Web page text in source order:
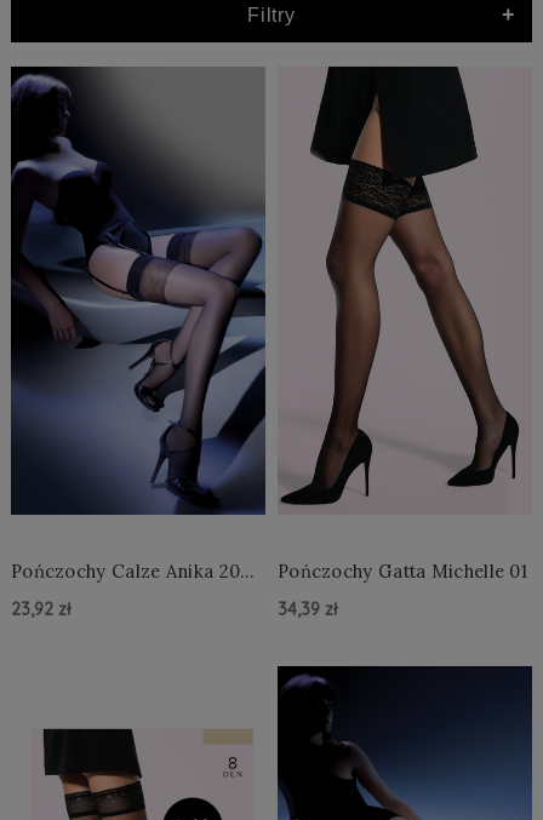
Filtry +
Pończochy Calze Anika 20
23,92 zł
Pończochy Gatta Michelle 01
34,39 zł
Do Koszyka »